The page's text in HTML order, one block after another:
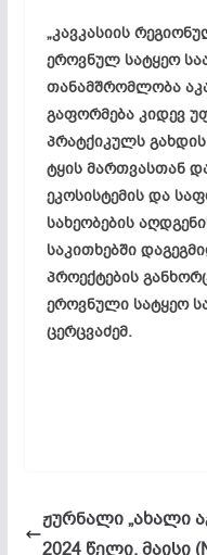
„კავკასიის
ეროვნულ სატყეო
თანამშრომლობა
გაფორმება კიდევ
პრატქიკულს
ტყის მართვასთან
ეკოსისტემის და
სახეობების
საკითხებში
პროექტების
ეროვნული სატყეო
ცერცვაძემ.
ჟურნალი „ახალი
2024 წელი, მაისი